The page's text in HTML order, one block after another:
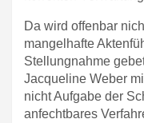
Da wird offenbar
mangelhafte
Stellungnahme
Jacqueline Weber
nicht Aufgabe der
anfechtbares